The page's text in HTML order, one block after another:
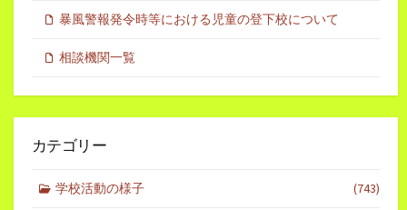
暴風警報発令時等における児童の登下校について
相談機関一覧
カテゴリー
学校活動の様子 (743)